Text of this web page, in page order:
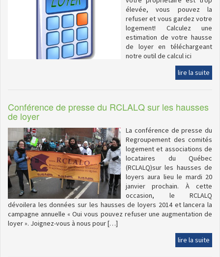
élevée, vous pouvez la
refuser et vous gardez votre
logement! Calculez une
estimation de votre hausse
de loyer en téléchargeant
notre outil de calcul ici
lire la suite
Conférence de presse du RCLALQ sur les hausses
de loyer
La conférence de presse du
Regroupement des comités
logement et associations de
locataires du Québec
(RCLALQ)sur les hausses de
loyers aura lieu le mardi 20
janvier prochain. À cette
occasion, le RCLALQ
dévoilera les données sur les hausses de loyers 2014 et lancera la
campagne annuelle « Oui vous pouvez refuser une augmentation de
loyer ». Joignez-vous à nous pour […]
lire la suite